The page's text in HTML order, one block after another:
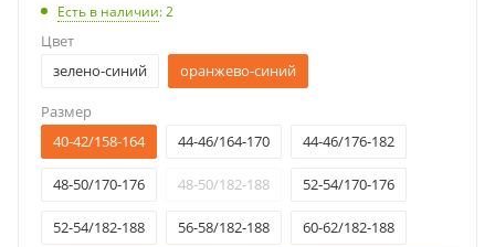
Есть в наличии: 2
Цвет
зелено-синий
оранжево-синий
Размер
40-42/158-164
44-46/164-170 44-46/176-182
48-50/170-176 48-50/182-188 52-54/170-176
52-54/182-188 56-58/182-188 60-62/182-188